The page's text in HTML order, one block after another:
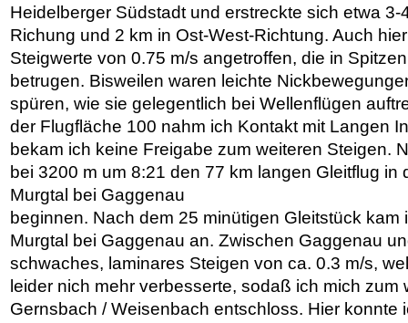
Heidelberger Südstadt und erstreckte sich etwa 3-
Richung und 2 km in Ost-West-Richtung. Auch
Steigwerte von 0.75 m/s angetroffen, die in
betrugen. Bisweilen waren leichte
spüren, wie sie gelegentlich bei Wellenflügen
der Flugfläche 100 nahm ich Kontakt mit Langen
bekam ich keine Freigabe zum weiteren Steigen.
bei 3200 m um 8:21 den 77 km langen Gleitflug in
Murgtal bei Gaggenau
beginnen. Nach dem 25 minütigen Gleitstück kam
Murgtal bei Gaggenau an. Zwischen Gaggenau
schwaches, laminares Steigen von ca. 0.3 m/s,
leider nich mehr verbesserte, sodaß ich mich zum
Gernsbach / Weisenbach entschloss. Hier konnte